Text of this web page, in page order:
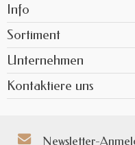
Info
Sortiment
Unternehmen
Kontaktiere uns
Newsletter-